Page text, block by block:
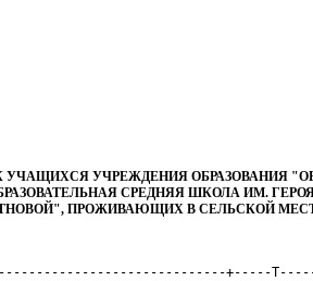
УЧАЩИХСЯ УЧРЕЖДЕНИЯ ОБРАЗОВАНИЯ
СРЕДНЯЯ ШКОЛА ИМ.
ПРОЖИВАЮЩИХ В СЕЛЬСКОЙ
+-----